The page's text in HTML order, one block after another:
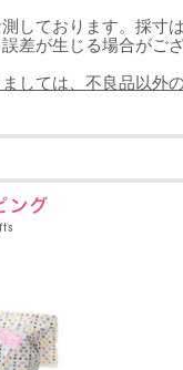
しております。採寸
差が生じる場合がご
しては、不良品以外